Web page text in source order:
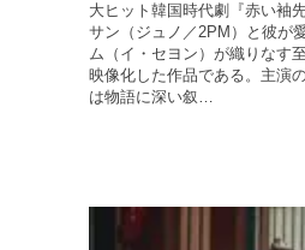
大ヒット韓国時代劇『赤い袖
サン（ジュノ／2PM）と彼が
ム（イ・セヨン）が織りなす
映像化した作品である。主演
は物語に深い叙…